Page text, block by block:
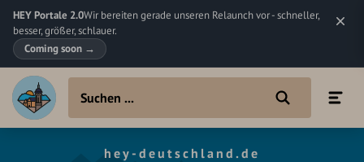
HEY Portale 2.0Wir bereiten gerade unseren Relaunch vor - schneller,
besser, größer, schlauer.
Coming soon →
hey-deutschland.de